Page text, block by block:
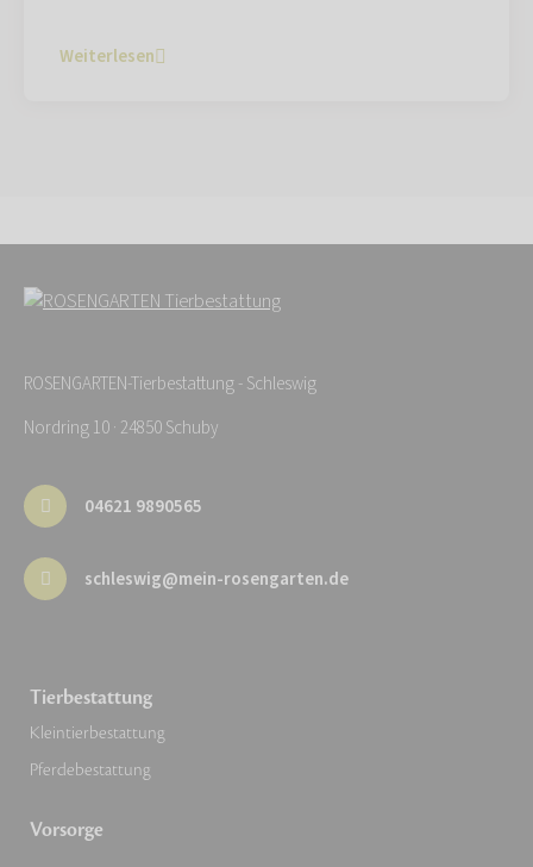
Weiterlesen
ROSENGARTEN-Tierbestattung - Schleswig
Nordring 10 · 24850 Schuby
04621 9890565
schleswig@mein-rosengarten.de
Tierbestattung
Kleintierbestattung
Pferdebestattung
Vorsorge